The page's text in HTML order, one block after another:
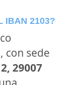
IBAN 2103?
, con sede
29007